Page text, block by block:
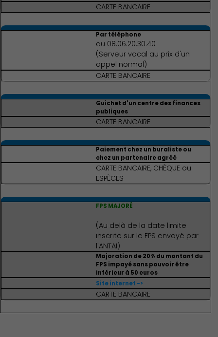
Environnement cadre de
CARTE BANCAIRE
Par téléphone
au 08.06.20.30.40
(Serveur vocal au prix d'un
appel normal)
CARTE BANCAIRE
Guichet d'un centre des finances
publiques
CARTE BANCAIRE
Paiement chez un buraliste ou
chez un partenaire agréé
CARTE BANCAIRE, CHÈQUE ou
ESPÈCES
FPS MAJORÉ
(Au delà de la date limite
inscrite sur le FPS envoyé par
l'ANTAI)
Majoration de 20% du montant du
FPS impayé sans pouvoir être
inférieur à 50 euros
Site internet ->
CARTE BANCAIRE